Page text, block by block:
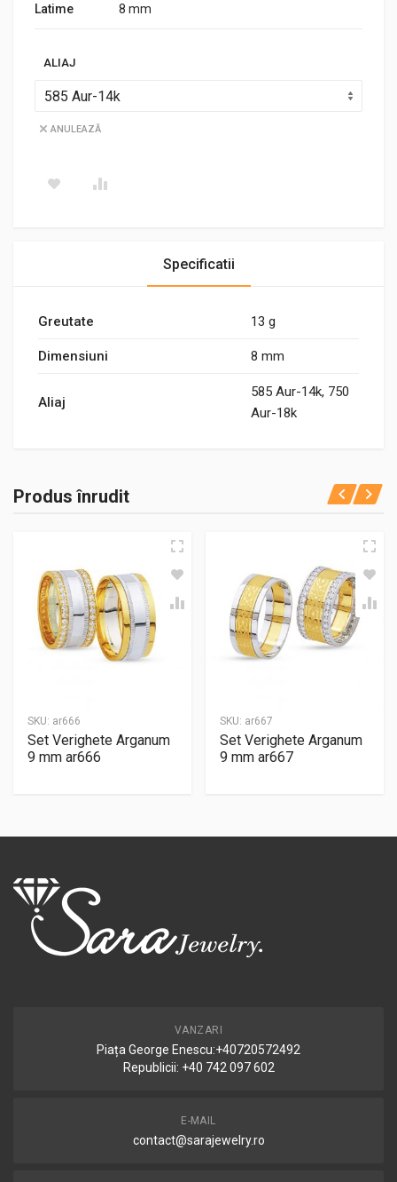
Latime
8 mm
ALIAJ
ANULEAZĂ
Specificatii
Greutate 13 g
Dimensiuni 8 mm
Aliaj
585 Aur-14k, 750
Aur-18k
Produs înrudit
SKU: ar666
Set Verighete Arganum
9 mm ar666
SKU: ar667
Set Verighete Arganum
9 mm ar667
VANZARI
Piața George Enescu:+40720572492
Republicii: +40 742 097 602
E-MAIL
contact@sarajewelry.ro